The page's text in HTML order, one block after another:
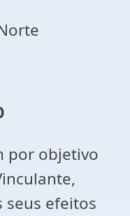
por objetivo
seus efeitos